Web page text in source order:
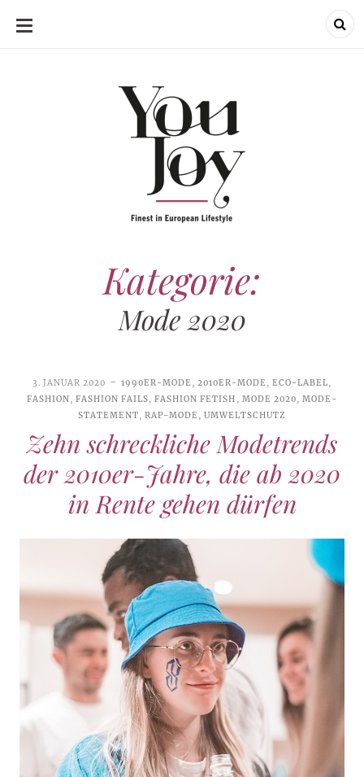
SKIP
Kategorie:
Mode 2020
3. JANUAR 2020 1990ER-MODE, 2010ER-MODE,ECO-LABEL,
FASHION,FASHION FAILS,FASHION FETISH , MODE 2020, MODE-
STATEMENT, RAP-MODE,UMWELTSCHUTZ
Zehn schreckliche Modetrends
der 2010er-Jahre, die ab 2020
in Rente gehen dürfen